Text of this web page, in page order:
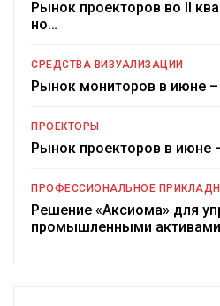
Рынок проекторов во II
но…
СРЕДСТВА ВИЗУАЛИЗАЦИИ
Рынок мониторов в июне
ПРОЕКТОРЫ
Рынок проекторов в июне
ПРОФЕССИОНАЛЬНОЕ
Решение «Аксиома» для
промышленными активами